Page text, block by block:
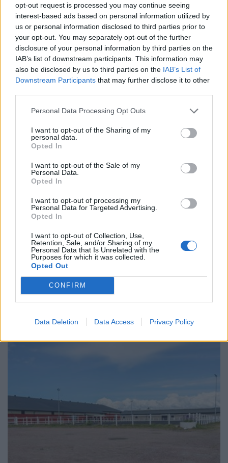
opt-out request is processed you may continue seeing
interest-based ads based on personal information utilized by
us or personal information disclosed to third parties prior to
your opt-out. You may separately opt-out of the further
disclosure of your personal information by third parties on the
IAB’s list of downstream participants. This information may
also be disclosed by us to third parties on the IAB’s List of
Downstream Participants that may further disclose it to other
Personal Data Processing Opt Outs
I want to opt-out of the Sharing of my
personal data.
Opted In
I want to opt-out of the Sale of my
Personal Data.
Opted In
I want to opt-out of processing my
Personal Data for Targeted Advertising.
Opted In
I want to opt-out of Collection, Use,
Retention, Sale, and/or Sharing of my
Personal Data that Is Unrelated with the
Purposes for which it was collected.
Opted Out
CONFIRM
Data Deletion Data Access Privacy Policy
BÅSTAD 2026-08-06 KL. 15:00
Amanda Jansson hittar lugnet i Båstad: "Det
är så jävla mysigt här"
Prisbelönta skådespelaren berättar om livet mellan starka roller,
framtida projekt och råden till unga med skådespelardrömmar.
2026-08-06 KL. 06:00
Trots mycket folk: "Brottsligheten sticker
inte ut under sommaren"
Några misshandelsfall, narkotikabrott, några stölder och fortsatt många